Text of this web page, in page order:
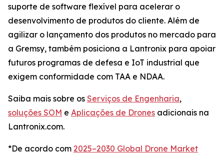
suporte de software flexível para acelerar o
desenvolvimento de produtos do cliente. Além de
agilizar o lançamento dos produtos no mercado para
a Gremsy, também posiciona a Lantronix para apoiar
futuros programas de defesa e IoT industrial que
exigem conformidade com TAA e NDAA.
Saiba mais sobre os Serviços de Engenharia,
soluções SOM e Aplicações de Drones adicionais na
Lantronix.com.
*De acordo com 2025–2030 Global Drone Market